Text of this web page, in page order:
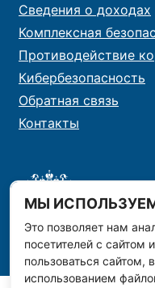
МЫ ИСПОЛЬЗУЕМ
Это позволяет нам
посетителей с сайтом
пользоваться сайтом,
использованием
Сведения о доходах
Комплексная
Противодействие
Кибербезопасность
Обратная связь
Контакты